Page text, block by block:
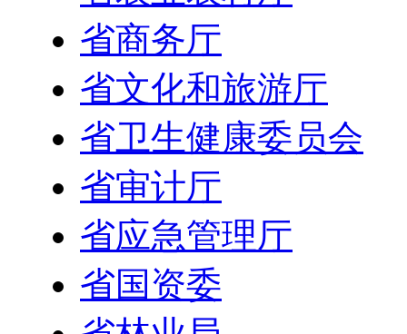
省商务厅
省文化和旅游厅
省卫生健康委员会
省审计厅
省应急管理厅
省国资委